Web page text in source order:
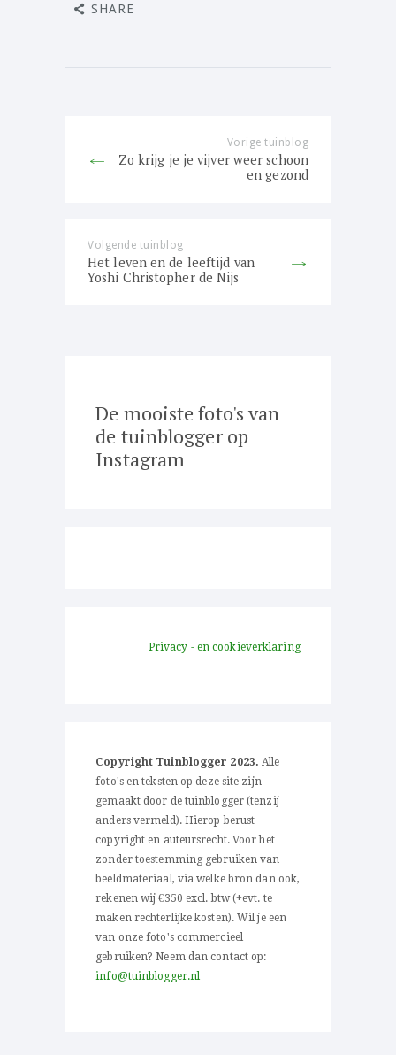
SHARE
Vorige tuinblog
Zo krijg je je vijver weer schoon
en gezond
Volgende tuinblog
post:
Het leven en de leeftijd van
Yoshi Christopher de Nijs
De mooiste foto's van
de tuinblogger op
Instagram
Privacy - en cookieverklaring
Copyright Tuinblogger 2023. Alle
foto's en teksten op deze site zijn
gemaakt door de tuinblogger (tenzij
anders vermeld). Hierop berust
copyright en auteursrecht. Voor het
zonder toestemming gebruiken van
beeldmateriaal, via welke bron dan ook,
rekenen wij €350 excl. btw (+evt. te
maken rechterlijke kosten). Wil je een
van onze foto's commercieel
gebruiken? Neem dan contact op:
info@tuinblogger.nl